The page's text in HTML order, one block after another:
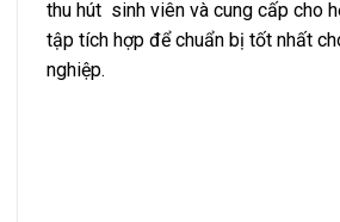
thu hút sinh viên và cung cấp cho
tập tích hợp để chuẩn bị tốt nhất
nghiệp.